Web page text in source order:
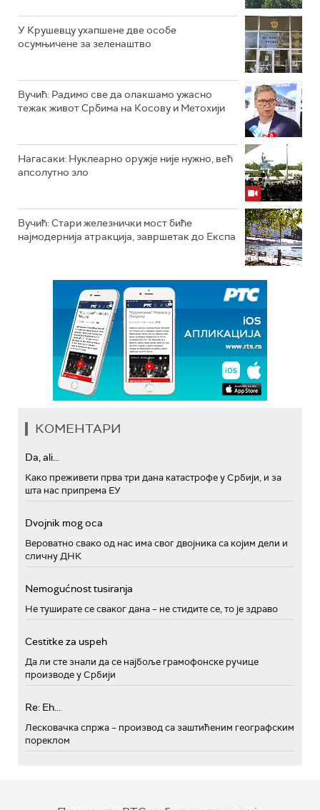
У Крушевцу ухапшене две особе
осумњичене за зеленаштво
Вучић: Радимо све да олакшамо ужасно
тежак живот Србима на Косову и Метохији
Нагасаки: Нуклеарно оружје није нужно, већ
апсолутно зло
Вучић: Стари железнички мост биће
најмодернија атракција, завршетак до Експа
КОМЕНТАРИ
Da, ali...
Како преживети прва три дана катастрофе у Србији, и за
шта нас припрема ЕУ
Dvojnik mog oca
Вероватно свако од нас има свог двојника са којим дели и
сличну ДНК
Nemogućnost tusiranja
Не туширате се сваког дана – не стидите се, то је здраво
Cestitke za uspeh
Да ли сте знали да се најбоље грамофонске ручице
производе у Србији
Re: Eh...
Лесковачка спржа – производ са заштићеним географским
пореклом